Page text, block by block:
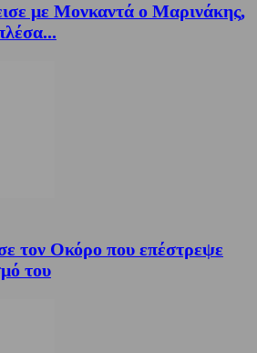
με Μονκαντά ο Μαρινάκης,
τον Οκόρο που επέστρεψε
του